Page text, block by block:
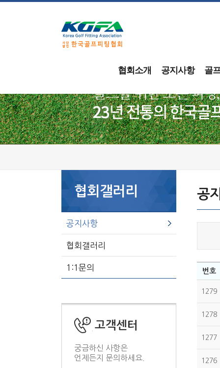
협회소개 공지사항 골
협회갤러리
공지사항
협회갤러리
1:1문의
고객센터
궁금하신 사항은
언제든지 문의하세요.
공
번호
1279
1278
1277
1276